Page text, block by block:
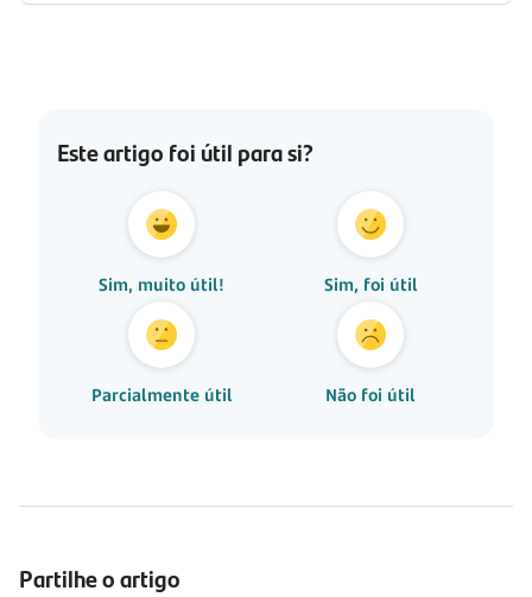
Este artigo foi útil para si?
Sim, muito útil! Sim, foi útil
Parcialmente útil Não foi útil
Partilhe o artigo